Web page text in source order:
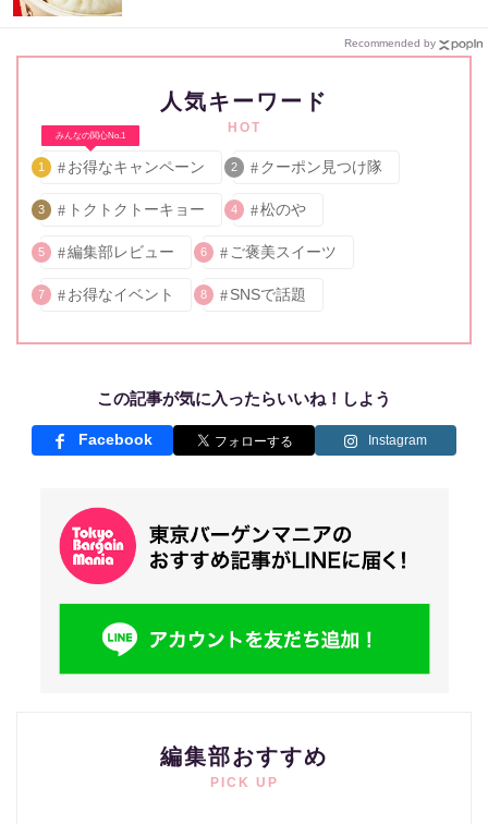
Recommended by
人気キーワード
HOT
みんなの関心No.1
1 お得なキャンペーン 2 クーポン見つけ隊
3 トクトクトーキョー 4 松のや
5 編集部レビュー 6 ご褒美スイーツ
7 お得なイベント 8 SNSで話題
この記事が気に入ったらいいね！しよう
Facebook Instagram
編集部おすすめ
PICK UP